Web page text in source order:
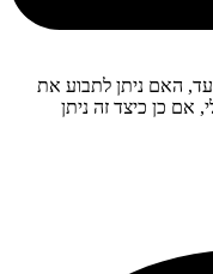
מיסי ועד, האם ניתן לתבוע את
אם כן כיצד זה ניתן